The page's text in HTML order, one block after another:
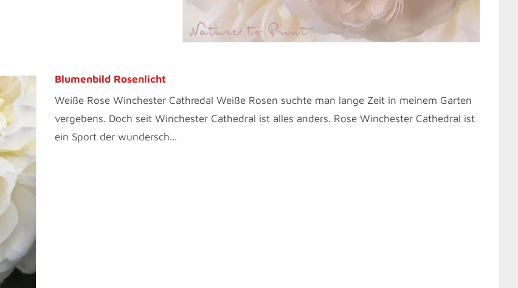
Blumenbild Rosenlicht
Weiße Rose Winchester Cathredal Weiße Rosen suchte man lange Zeit in meinem Garten
vergebens. Doch seit Winchester Cathedral ist alles anders. Rose Winchester Cathedral ist
ein Sport der wundersch...